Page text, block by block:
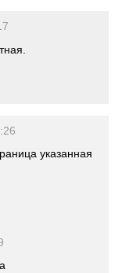
указанная